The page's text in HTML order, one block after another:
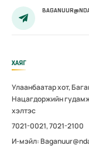
ХАЯГ
Улаанбаатар хот,
Нацагдоржийн
хэлтэс
7021-0021, 7021-2100
И-мэйл: